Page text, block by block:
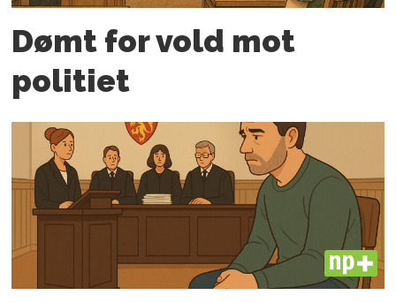
Dømt for vold mot
politiet
PLUS